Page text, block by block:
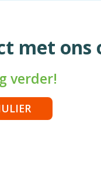
met ons
verder!